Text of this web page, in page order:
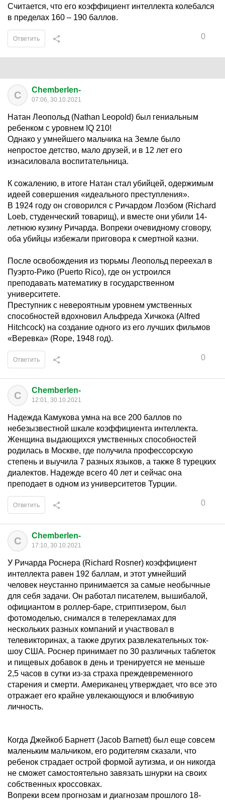
Считается, что его коэффициент интеллекта колебался
в пределах 160 – 190 баллов.
0
Ответить
C Chemberlen-
07:06, 30.10.2021
Натан Леопольд (Nathan Leopold) был гениальным
ребенком с уровнем IQ 210!
Однако у умнейшего мальчика на Земле было
непростое детство, мало друзей, и в 12 лет его
изнасиловала воспитательница.
К сожалению, в итоге Натан стал убийцей, одержимым
идеей совершения «идеального преступления».
В 1924 году он сговорился с Ричардом Лоэбом (Richard
Loeb, студенческий товарищ), и вместе они убили 14-
летнюю кузину Ричарда. Вопреки очевидному сговору,
оба убийцы избежали приговора к смертной казни.
После освобождения из тюрьмы Леопольд переехал в
Пуэрто-Рико (Puerto Rico), где он устроился
преподавать математику в государственном
университете.
Преступник с невероятным уровнем умственных
способностей вдохновил Альфреда Хичкока (Alfred
Hitchcock) на создание одного из его лучших фильмов
«Веревка» (Rope, 1948 год).
0
Ответить
C Chemberlen-
12:01, 30.10.2021
Надежда Камукова умна на все 200 баллов по
небезызвестной шкале коэффициента интеллекта.
Женщина выдающихся умственных способностей
родилась в Москве, где получила профессорскую
степень и выучила 7 разных языков, а также 8 турецких
диалектов. Надежде всего 40 лет и сейчас она
преподает в одном из университетов Турции.
0
Ответить
C Chemberlen-
17:10, 30.10.2021
У Ричарда Роснера (Richard Rosner) коэффициент
интеллекта равен 192 баллам, и этот умнейший
человек неустанно принимается за самые необычные
для себя задачи. Он работал писателем, вышибалой,
официантом в роллер-баре, стриптизером, был
фотомоделью, снимался в телерекламах для
нескольких разных компаний и участвовал в
телевикторинах, а также других развлекательных ток-
шоу США. Роснер принимает по 30 различных таблеток
и пищевых добавок в день и тренируется не меньше
2,5 часов в сутки из-за страха преждевременного
старения и смерти. Американец утверждает, что все это
отражает его крайне увлекающуюся и влюбчивую
личность.
Когда Джейкоб Барнетт (Jacob Barnett) был еще совсем
маленьким мальчиком, его родителям сказали, что
ребенок страдает острой формой аутизма, и он никогда
не сможет самостоятельно завязать шнурки на своих
собственных кроссовках.
Вопреки всем прогнозам и диагнозам прошлого 18-